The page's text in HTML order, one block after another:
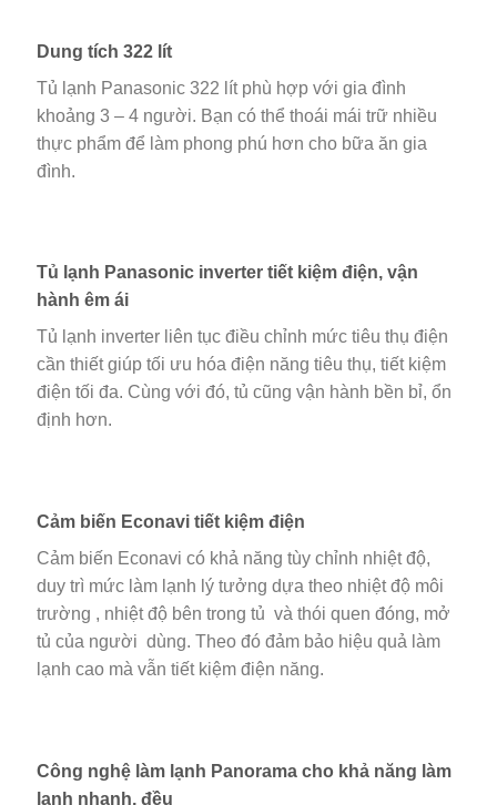
Dung tích 322 lít
Tủ lạnh Panasonic 322 lít phù hợp với gia đình
khoảng 3 – 4 người. Bạn có thể thoái mái trữ nhiều
thực phẩm để làm phong phú hơn cho bữa ăn gia
đình.
Tủ lạnh Panasonic inverter tiết kiệm điện, vận
hành êm ái
Tủ lạnh inverter liên tục điều chỉnh mức tiêu thụ điện
cần thiết giúp tối ưu hóa điện năng tiêu thụ, tiết kiệm
điện tối đa. Cùng với đó, tủ cũng vận hành bền bỉ, ổn
định hơn.
Cảm biến Econavi tiết kiệm điện
Cảm biến Econavi có khả năng tùy chỉnh nhiệt độ,
duy trì mức làm lạnh lý tưởng dựa theo nhiệt độ môi
trường , nhiệt độ bên trong tủ và thói quen đóng, mở
tủ của người dùng. Theo đó đảm bảo hiệu quả làm
lạnh cao mà vẫn tiết kiệm điện năng.
Công nghệ làm lạnh Panorama cho khả năng làm
lạnh nhanh, đều